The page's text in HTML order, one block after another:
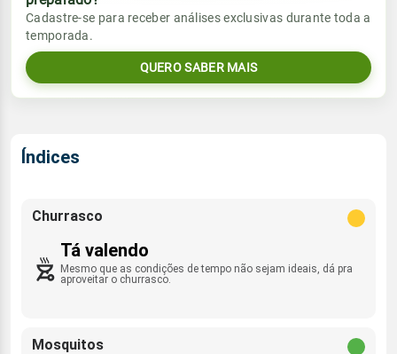
Umidade do ar
40%77%
Rajada de vento
Sol
07:06h às 18:03h
Lua
Chuva
0.0mm
Umidade do ar
Vento
SE - 19km/h
Rajada de vento
Sol
Cadastre-se para receber análises exclusivas durante toda a
temporada.
QUERO SABER MAIS
Índices
Churrasco
Tá valendo
Mesmo que as condições de tempo não sejam ideais, dá pra
aproveitar o churrasco.
Mosquitos